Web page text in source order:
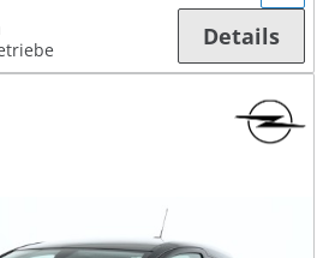
Details